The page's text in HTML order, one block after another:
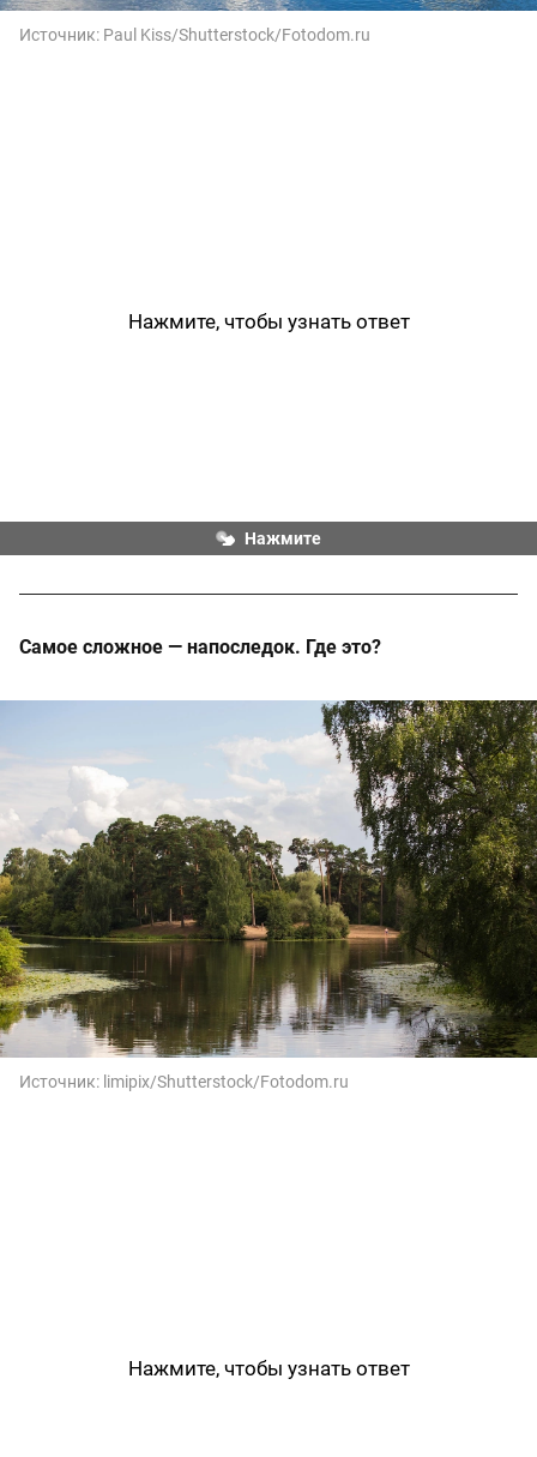
Источник: Paul Kiss/Shutterstock/Fotodom.ru
Нажмите, чтобы узнать ответ
Нажмите
Красноярск
Самое сложное — напоследок. Где это?
Источник: limipix/Shutterstock/Fotodom.ru
Нажмите, чтобы узнать ответ
Москва, Серебряный Бор